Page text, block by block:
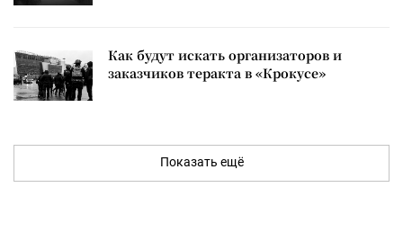
Как будут искать организаторов и
заказчиков теракта в «Крокусе»
Показать ещё